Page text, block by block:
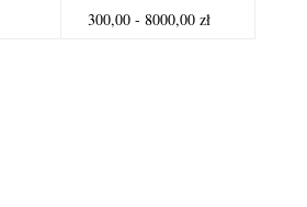
300,00 - 8000,00 zł